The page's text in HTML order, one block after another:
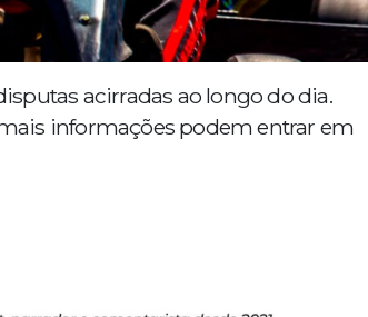
acirradas ao longo do dia.
informações podem entrar em